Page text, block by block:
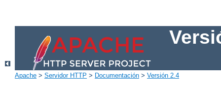
Apache > Servidor HTTP > Documentación > Versión 2.4